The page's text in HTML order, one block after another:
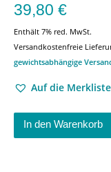
39,80 €
Enthält 7% red. MwSt.
Versandkostenfreie
gewichtsabhängige
Auf die Merkliste
In den Warenkorb